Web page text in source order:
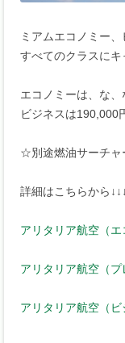
ミアムエコノミー
すべてのクラスにキ
エコノミーは、な
ビジネスは190,000
☆別途燃油サーチャ
詳細はこちらから↓↓↓
アリタリア航空（エ
アリタリア航空（プ
アリタリア航空（ビ